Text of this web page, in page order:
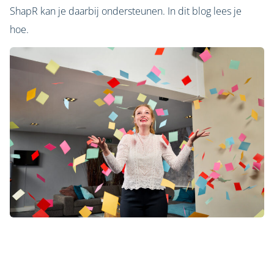
ShapR kan je daarbij ondersteunen. In dit blog lees je
hoe.